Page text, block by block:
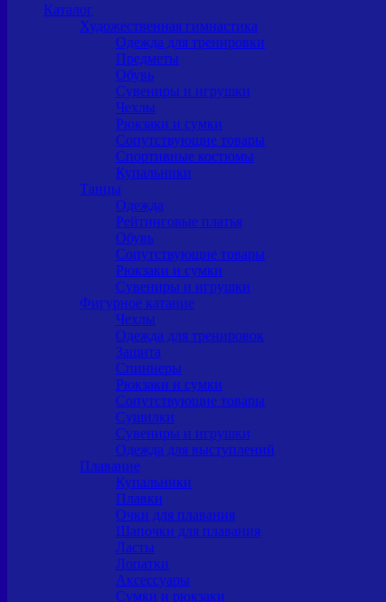
Каталог
Художественная гимнастика
Одежда для тренировки
Предметы
Обувь
Сувениры и игрушки
Чехлы
Рюкзаки и сумки
Сопутствующие товары
Спортивные костюмы
Купальники
Танцы
Одежда
Рейтинговые платья
Обувь
Сопутствующие товары
Рюкзаки и сумки
Сувениры и игрушки
Фигурное катание
Чехлы
Одежда для тренировок
Защита
Спиннеры
Рюкзаки и сумки
Сопутствующие товары
Сушилки
Сувениры и игрушки
Одежда для выступлений
Плавание
Купальники
Плавки
Очки для плавания
Шапочки для плавания
Ласты
Лопатки
Аксессуары
Сумки и рюкзаки